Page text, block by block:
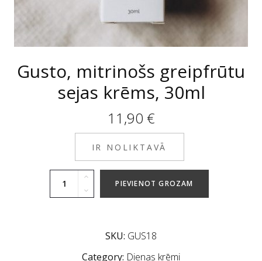
Gusto, mitrinošs greipfrūtu
sejas krēms, 30ml
11,90 €
IR NOLIKTAVĀ
PIEVIENOT GROZAM
SKU: GUS18
Category: Dienas krēmi